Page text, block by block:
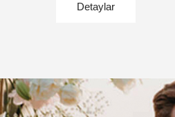
Detaylar